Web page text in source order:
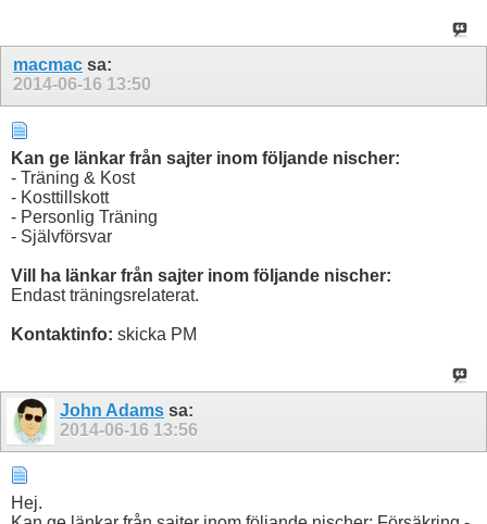
macmac sa:
2014-06-16 13:50
Kan ge länkar från sajter inom följande nischer:
- Träning & Kost
- Kosttillskott
- Personlig Träning
- Självförsvar
Vill ha länkar från sajter inom följande nischer:
Endast träningsrelaterat.
Kontaktinfo: skicka PM
John Adams sa:
2014-06-16 13:56
Hej.